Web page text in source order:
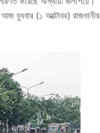
বুধবার (১ অক্টোবর) রাজধানীর